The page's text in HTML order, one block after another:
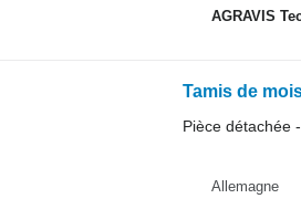
AGRAVIS
Pièce détachée
Allemagne